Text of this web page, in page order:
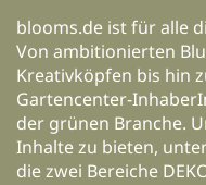
blooms.de ist für alle
Von ambitionierten
Kreativköpfen bis hin
Gartencenter-
der grünen Branche.
Inhalte zu bieten,
die zwei Bereiche